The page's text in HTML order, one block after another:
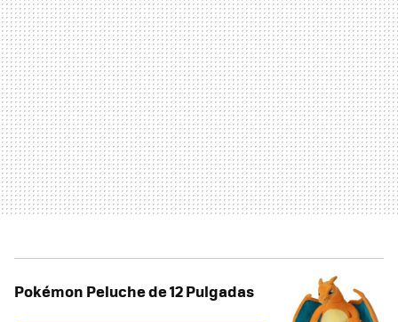
Pokémon Peluche de 12 Pulgadas